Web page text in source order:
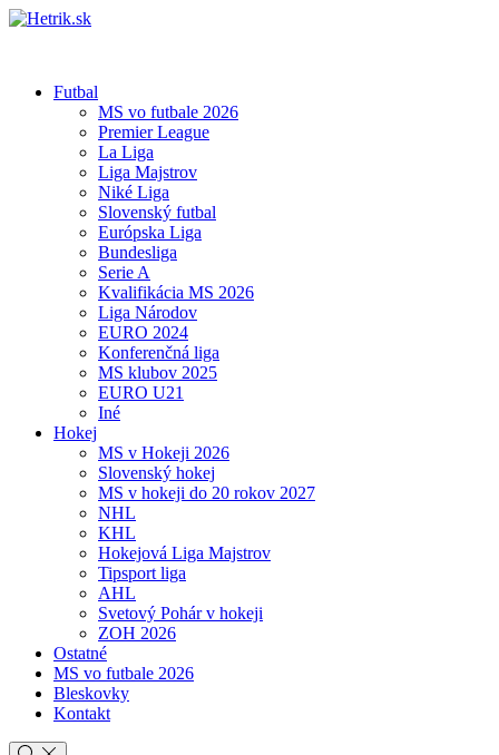
Futbal
MS vo futbale 2026
Premier League
La Liga
Liga Majstrov
Niké Liga
Slovenský futbal
Európska Liga
Bundesliga
Serie A
Kvalifikácia MS 2026
Liga Národov
EURO 2024
Konferenčná liga
MS klubov 2025
EURO U21
Iné
Hokej
MS v Hokeji 2026
Slovenský hokej
MS v hokeji do 20 rokov 2027
NHL
KHL
Hokejová Liga Majstrov
Tipsport liga
AHL
Svetový Pohár v hokeji
ZOH 2026
Ostatné
MS vo futbale 2026
Bleskovky
Kontakt